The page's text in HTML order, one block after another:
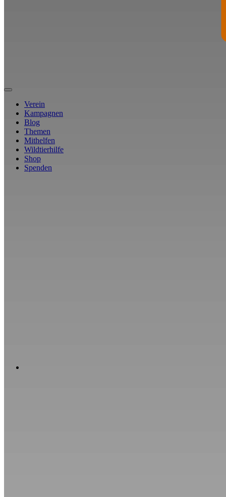
Verein
Kampagnen
Blog
Themen
Mithelfen
Wildtierhilfe
Shop
Spenden